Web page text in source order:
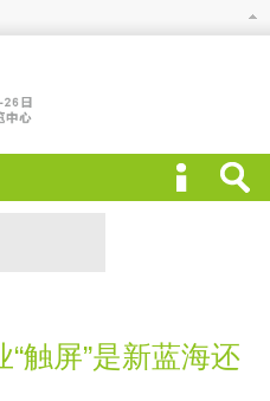
触屏”是新蓝海还